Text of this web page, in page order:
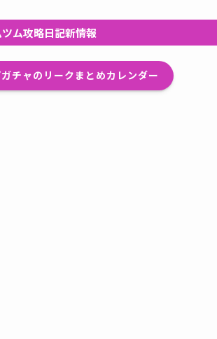
ム攻略日記新情報
チャのリークまとめカレンダー